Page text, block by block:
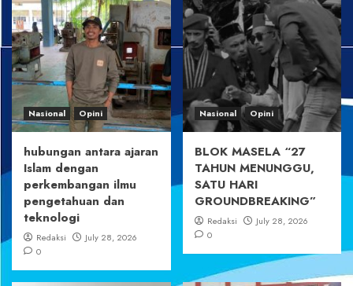
Nasional Opini
hubungan antara ajaran
Islam dengan
perkembangan ilmu
pengetahuan dan
teknologi
Redaksi
July 28, 2026
0
Nasional Opini
BLOK MASELA “27
TAHUN MENUNGGU,
SATU HARI
GROUNDBREAKING”
Redaksi
July 28, 2026
0